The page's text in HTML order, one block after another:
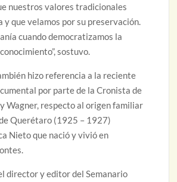
nuestros valores tradicionales
y que velamos por su preservación.
cuando democratizamos la
sostuvo.
hizo referencia a la reciente
por parte de la Cronista de
Wagner, respecto al origen familiar
Querétaro (1925 – 1927)
Nieto que nació y vivió en
director y editor del Semanario